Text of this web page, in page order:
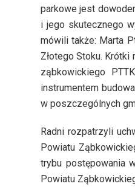
parkowe jest
i jego skutecznego
mówili także: Marta
Złotego Stoku.
ząbkowickiego
instrumentem
w poszczególnych
Radni rozpatrzyli
Powiatu
trybu postępowania
Powiatu